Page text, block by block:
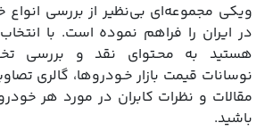
ویکی مجموعه‌ای بی‌نظیر از بررسی
در ایران را فراهم نموده است. با
هستید به محـتوای نقد و بررسی
نوسانات قیمت بازار خـودروها، گالری
مقالات و نظرات کابران در مورد هر
باشید.